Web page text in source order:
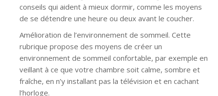
conseils qui aident à mieux dormir, comme les moyens
de se détendre une heure ou deux avant le coucher.
Amélioration de l’environnement de sommeil. Cette
rubrique propose des moyens de créer un
environnement de sommeil confortable, par exemple en
veillant à ce que votre chambre soit calme, sombre et
fraîche, en n’y installant pas la télévision et en cachant
l’horloge.